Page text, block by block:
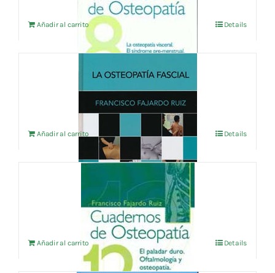
Añadir al carrito Details
LA OSTEOPATIA FASCIAL
Añadir al carrito Details
CUADERNOS DE OSTEOPATIA vol.12
IVA no incluído
Añadir al carrito Details